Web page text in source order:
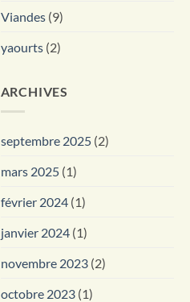
Viandes(9)
yaourts(2)
ARCHIVES
septembre 2025(2)
mars 2025(1)
février 2024(1)
janvier 2024(1)
novembre 2023(2)
octobre 2023(1)